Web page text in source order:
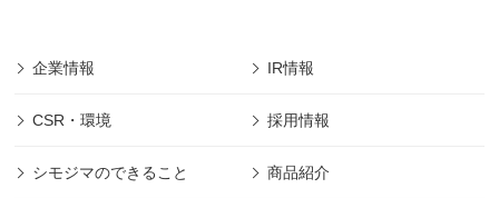
企業情報 IR情報
CSR・環境 採用情報
シモジマのできること 商品紹介